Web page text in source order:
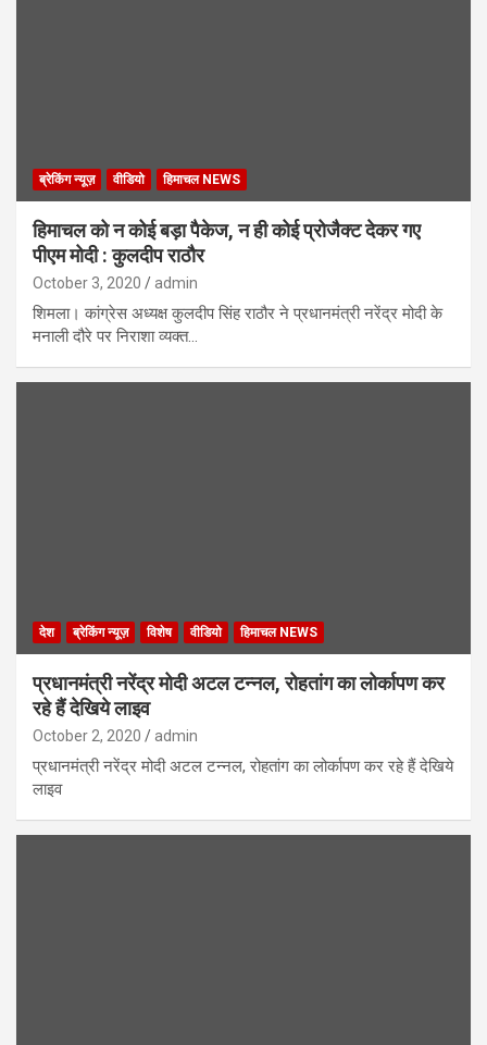
ब्रेकिंग न्यूज़ वीडियो हिमाचल NEWS
हिमाचल को न कोई बड़ा पैकेज, न ही कोई प्रोजैक्ट देकर गए
पीएम मोदी : कुलदीप राठौर
October 3, 2020 admin
शिमला। कांग्रेस अध्यक्ष कुलदीप सिंह राठौर ने प्रधानमंत्री नरेंद्र मोदी के
मनाली दौरे पर निराशा व्यक्त…
देश ब्रेकिंग न्यूज़ विशेष वीडियो हिमाचल NEWS
प्रधानमंत्री नरेंद्र मोदी अटल टन्नल, रोहतांग का लोर्कापण कर
रहे हैं देखिये लाइव
October 2, 2020 admin
प्रधानमंत्री नरेंद्र मोदी अटल टन्नल, रोहतांग का लोर्कापण कर रहे हैं देखिये
लाइव